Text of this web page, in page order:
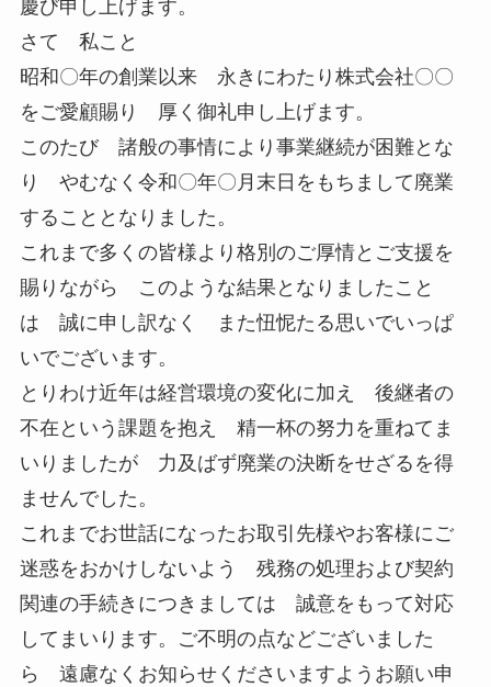
慶び申し上げます。
さて 私こと
昭和〇年の創業以来 永きにわたり株式会社〇〇
をご愛顧賜り 厚く御礼申し上げます。
このたび 諸般の事情により事業継続が困難とな
り やむなく令和〇年〇月末日をもちまして廃業
することとなりました。
これまで多くの皆様より格別のご厚情とご支援を
賜りながら このような結果となりましたこと
は 誠に申し訳なく また忸怩たる思いでいっぱ
いでございます。
とりわけ近年は経営環境の変化に加え 後継者の
不在という課題を抱え 精一杯の努力を重ねてま
いりましたが 力及ばず廃業の決断をせざるを得
ませんでした。
これまでお世話になったお取引先様やお客様にご
迷惑をおかけしないよう 残務の処理および契約
関連の手続きにつきましては 誠意をもって対応
してまいります。ご不明の点などございました
ら 遠慮なくお知らせくださいますようお願い申